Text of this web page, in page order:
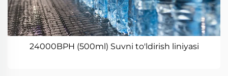
24000BPH (500ml) Suvni to'ldirish liniyasi